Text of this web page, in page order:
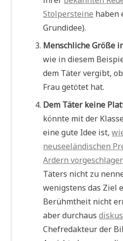
Stolpersteine haben
Grundidee).
Menschliche Größe
wie in diesem
dem Täter vergibt,
Frau getötet hat.
Dem Täter keine
könnte mit der
eine gute Idee ist,
neuseeländischen
Ardern
Täters nicht zu
wenigstens das Ziel
Berühmtheit nicht
aber durchaus
Chefredakteur der